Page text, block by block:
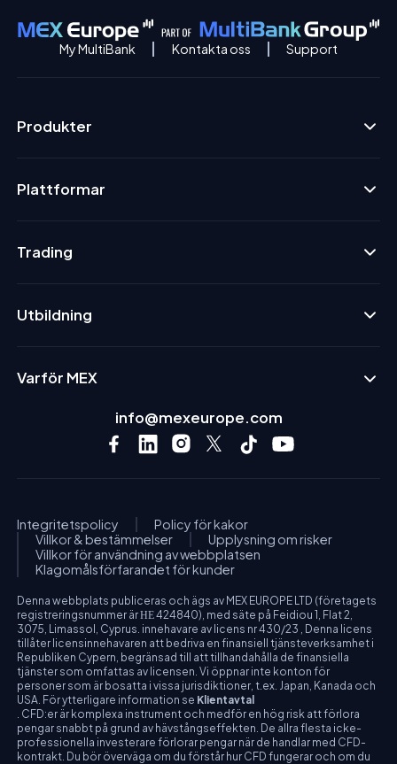
My MultiBank Kontakta oss Support
Produkter
Plattformar
Trading
Utbildning
Varför MEX
info@mexeurope.com
Integritetspolicy
Policy för kakor
Villkor & bestämmelser
Upplysning om risker
Villkor för användning av webbplatsen
Klagomålsförfarandet för kunder
Denna webbplats publiceras och ägs av MEX EUROPE LTD (företagets
registreringsnummer är ΗΕ 424840), med säte på Feidiou 1, Flat 2,
3075, Limassol, Cyprus. innehavare av licens nr 430/23 , Denna licens
tillåter licensinnehavaren att bedriva en finansiell tjänsteverksamhet i
Republiken Cypern, begränsad till att tillhandahålla de finansiella
tjänster som omfattas av licensen. Vi öppnar inte konton för
personer som är bosatta i vissa jurisdiktioner, t.ex. Japan, Kanada och
USA. För ytterligare information se Klientavtal
. CFD:er är komplexa instrument och medför en hög risk att förlora
pengar snabbt på grund av hävstångseffekten. De allra flesta icke-
professionella investerare förlorar pengar när de handlar med CFD-
kontrakt. Du bör överväga om du förstår hur CFD fungerar och om du